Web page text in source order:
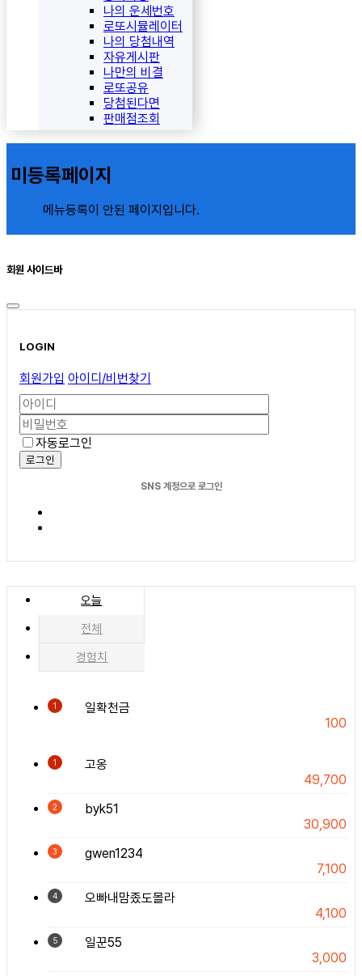
나의 운세번호
로또시뮬레이터
나의 당첨내역
자유게시판
나만의 비결
로또공유
당첨된다면
판매점조회
미등록페이지
메뉴등록이 안된 페이지입니다.
회원 사이드바
LOGIN
회원가입 아이디/비번찾기
자동로그인
로그인
SNS 계정으로 로그인
오늘
전체
경험치
1
일확천금
100
1
고옹
49,700
2
byk51
30,900
3
gwen1234
7,100
4
오빠내맘좄도몰라
4,100
5
일꾼55
3,000